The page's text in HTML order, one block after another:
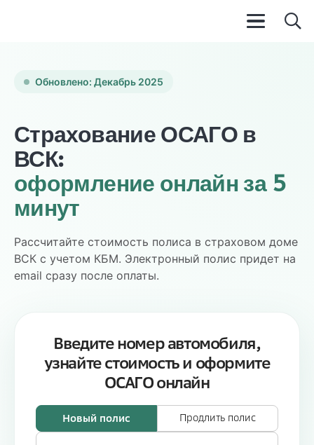
Обновлено: Декабрь 2025
Страхование ОСАГО в
ВСК:
оформление онлайн за 5
минут
Рассчитайте стоимость полиса в страховом доме
ВСК с учетом КБМ. Электронный полис придет на
email сразу после оплаты.